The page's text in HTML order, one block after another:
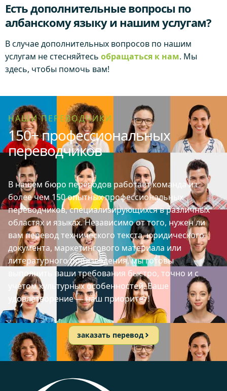
Есть дополнительные вопросы по
албанскому языку и нашим услугам?
В случае дополнительных вопросов по нашим
услугам не стесняйтесь обращаться к нам. Мы
здесь, чтобы помочь вам!
НАШИ ПЕРЕВОДЧИКИ
150+ профессиональных
переводчиков
В нашем бюро переводов работает команда из
более чем 150 опытных профессиональных
переводчиков, специализирующихся в различных
областях и языках. Независимо от того, нужен ли
вам перевод технического текста, юридического
документа, маркетингового материала или
литературного произведения, мы готовы
выполнить ваши требования быстро, точно и с
учетом культурных особенностей. Ваше
удовлетворение — наш приоритет!
заказать перевод